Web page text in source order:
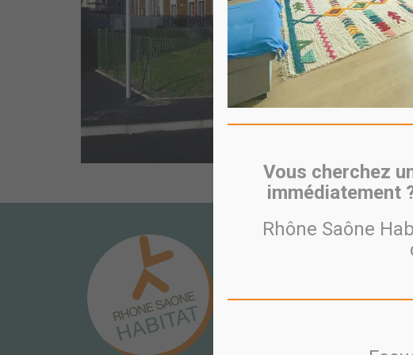
Vous cherchez
immédiatement
Rhône Saône